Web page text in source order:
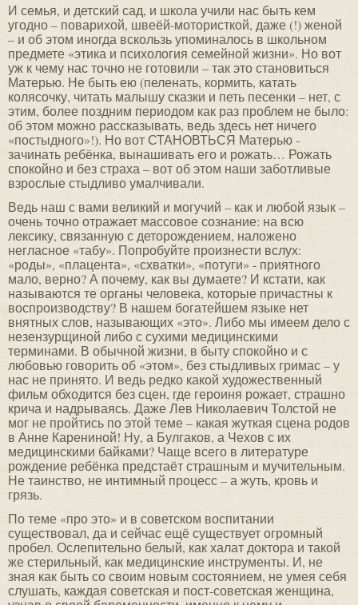
И семья, и детский сад, и школа учили нас быть кем
угодно – поварихой, швеёй-мотористкой, даже (!) женой
– и об этом иногда вскользь упоминалось в школьном
предмете «этика и психология семейной жизни». Но вот
уж к чему нас точно не готовили – так это становиться
Матерью. Не быть ею (пеленать, кормить, катать
колясочку, читать малышу сказки и петь песенки – нет, с
этим, более поздним периодом как раз проблем не было:
об этом можно рассказывать, ведь здесь нет ничего
«постыдного»!). Но вот СТАНОВТЬСЯ Матерью -
зачинать ребёнка, вынашивать его и рожать… Рожать
спокойно и без страха – вот об этом наши заботливые
взрослые стыдливо умалчивали.
Ведь наш с вами великий и могучий – как и любой язык –
очень точно отражает массовое сознание: на всю
лексику, связанную с деторождением, наложено
негласное «табу». Попробуйте произнести вслух:
«роды», «плацента», «схватки», «потуги» - приятного
мало, верно? А почему, как вы думаете? И кстати, как
называются те органы человека, которые причастны к
воспроизводству? В нашем богатейшем языке нет
внятных слов, называющих «это». Либо мы имеем дело с
незензурщиной либо с сухими медицинскими
терминами. В обычной жизни, в быту спокойно и с
любовью говорить об «этом», без стыдливых гримас – у
нас не принято. И ведь редко какой художественный
фильм обходится без сцен, где героиня рожает, страшно
крича и надрываясь. Даже Лев Николаевич Толстой не
мог не пройтись по этой теме – какая жуткая сцена родов
в Анне Карениной! Ну, а Булгаков, а Чехов с их
медицинскими байками? Чаще всего в литературе
рождение ребёнка предстаёт страшным и мучительным.
Не таинство, не интимный процесс – а жуть, кровь и
грязь.
По теме «про это» и в советском воспитании
существовал, да и сейчас ещё существует огромный
пробел. Ослепительно белый, как халат доктора и такой
же стерильный, как медицинские инструменты. И, не
зная как быть со своим новым состоянием, не умея себя
слушать, каждая советская и пост-советская женщина,